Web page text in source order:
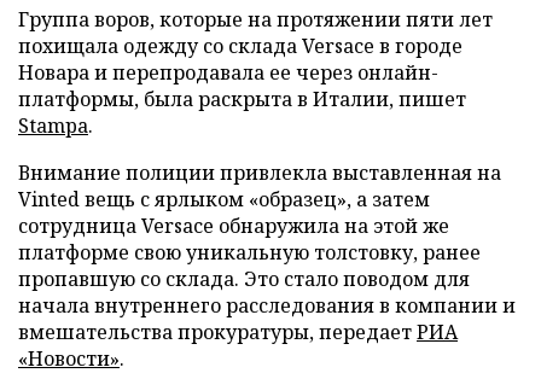
Группа воров, которые на протяжении пяти лет
похищала одежду со склада Versace в городе
Новара и перепродавала ее через онлайн-
платформы, была раскрыта в Италии, пишет
Stampa.
Внимание полиции привлекла выставленная на
Vinted вещь с ярлыком «образец», а затем
сотрудница Versace обнаружила на этой же
платформе свою уникальную толстовку, ранее
пропавшую со склада. Это стало поводом для
начала внутреннего расследования в компании и
вмешательства прокуратуры, передаетРИА
«Новости».